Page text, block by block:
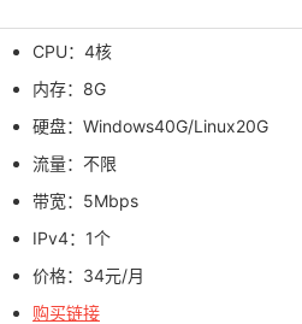
CPU：4核
内存：8G
硬盘：Windows40G/Linux20G
流量：不限
带宽：5Mbps
IPv4：1个
价格：34元/月
购买链接